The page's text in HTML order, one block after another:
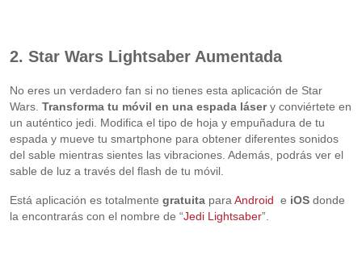
2. Star Wars Lightsaber Aumentada
No eres un verdadero fan si no tienes esta aplicación de Star
Wars. Transforma tu móvil en una espada lásery conviértete en
un auténtico jedi. Modifica el tipo de hoja y empuñadura de tu
espada y mueve tu smartphone para obtener diferentes sonidos
del sable mientras sientes las vibraciones. Además, podrás ver el
sable de luz a través del flash de tu móvil.
Está aplicación es totalmente gratuita paraAndroid e iOS donde
la encontrarás con el nombre de “Jedi Lightsaber”.